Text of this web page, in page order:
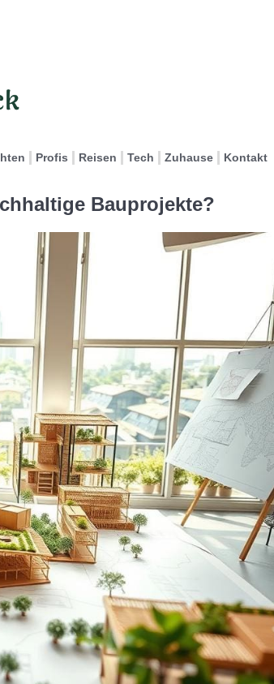
Profis Reisen Tech Zuhause Kontakt
Bauprojekte?